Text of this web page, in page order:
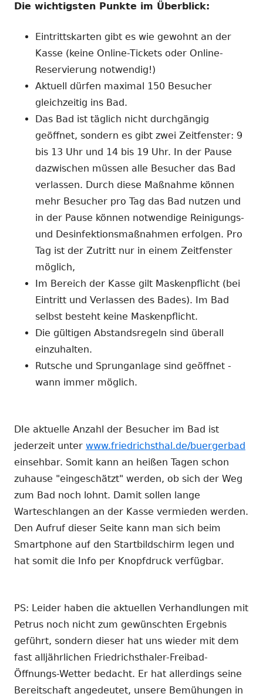
Die wichtigsten Punkte im Überblick:
Eintrittskarten gibt es wie gewohnt an der
Kasse (keine Online-Tickets oder Online-
Reservierung notwendig!)
Aktuell dürfen maximal 150 Besucher
gleichzeitig ins Bad.
Das Bad ist täglich nicht durchgängig
geöffnet, sondern es gibt zwei Zeitfenster: 9
bis 13 Uhr und 14 bis 19 Uhr. In der Pause
dazwischen müssen alle Besucher das Bad
verlassen. Durch diese Maßnahme können
mehr Besucher pro Tag das Bad nutzen und
in der Pause können notwendige Reinigungs-
und Desinfektionsmaßnahmen erfolgen. Pro
Tag ist der Zutritt nur in einem Zeitfenster
möglich,
Im Bereich der Kasse gilt Maskenpflicht (bei
Eintritt und Verlassen des Bades). Im Bad
selbst besteht keine Maskenpflicht.
Die gültigen Abstandsregeln sind überall
einzuhalten.
Rutsche und Sprunganlage sind geöffnet -
wann immer möglich.
DIe aktuelle Anzahl der Besucher im Bad ist
jederzeit unter www.friedrichsthal.de/buergerbad
einsehbar. Somit kann an heißen Tagen schon
zuhause "eingeschätzt" werden, ob sich der Weg
zum Bad noch lohnt. Damit sollen lange
Warteschlangen an der Kasse vermieden werden.
Den Aufruf dieser Seite kann man sich beim
Smartphone auf den Startbildschirm legen und
hat somit die Info per Knopfdruck verfügbar.
PS: Leider haben die aktuellen Verhandlungen mit
Petrus noch nicht zum gewünschten Ergebnis
geführt, sondern dieser hat uns wieder mit dem
fast alljährlichen Friedrichsthaler-Freibad-
Öffnungs-Wetter bedacht. Er hat allerdings seine
Bereitschaft angedeutet, unsere Bemühungen in